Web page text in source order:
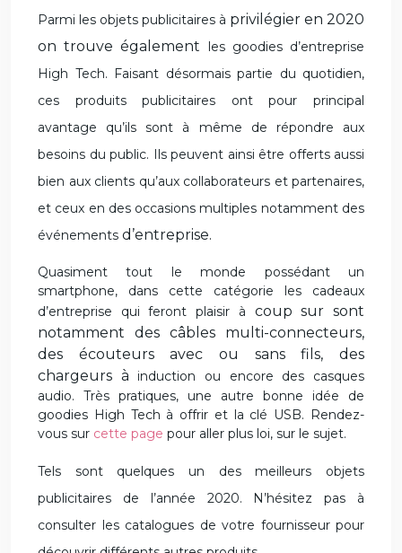
Parmi les objets publicitaires à privilégier en 2020
on trouve également
les goodies d’entreprise
High Tech. Faisant désormais partie du quotidien,
ces produits publicitaires ont pour principal
avantage qu’ils sont à
même de répondre aux
besoins du public. Ils peuvent ainsi être offerts aussi
bien aux clients qu’aux collaborateurs et partenaires,
et ceux en des occasions multiples notamment des
événements d’entreprise.
Quasiment tout le monde possédant un
smartphone, dans cette catégorie les cadeaux
d’entreprise qui feront plaisir à
coup sur sont
notamment des câbles multi-connecteurs,
des écouteurs
avec ou sans fils, des
chargeurs à
induction ou encore des casques
audio. Très pratiques, une autre bonne idée de
goodies High Tech à offrir et la clé USB. Rendez-
vous sur cette page pour aller plus loi, sur le sujet.
Tels sont quelques un des meilleurs objets
publicitaires de l’année 2020. N’hésitez pas à
consulter les catalogues de votre fournisseur pour